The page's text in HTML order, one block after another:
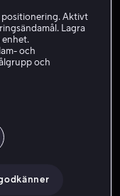
och
och
vara ett
sex andra barn och
Aktivt
Lagra
enhet.
och
och
godkänner